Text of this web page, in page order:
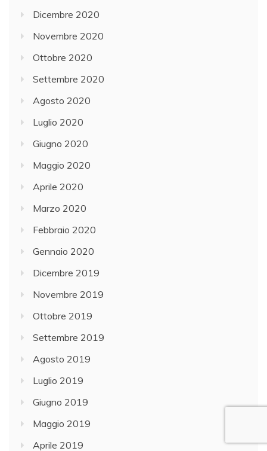
Dicembre 2020
Novembre 2020
Ottobre 2020
Settembre 2020
Agosto 2020
Luglio 2020
Giugno 2020
Maggio 2020
Aprile 2020
Marzo 2020
Febbraio 2020
Gennaio 2020
Dicembre 2019
Novembre 2019
Ottobre 2019
Settembre 2019
Agosto 2019
Luglio 2019
Giugno 2019
Maggio 2019
Aprile 2019